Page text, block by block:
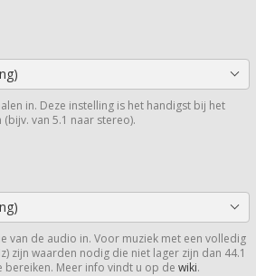
in. Deze instelling is het handigst bij het
van 5.1 naar stereo).
van de audio in. Voor muziek met een volledig
zijn waarden nodig die niet lager zijn dan 44.1
bereiken. Meer info vindt u op de wiki.